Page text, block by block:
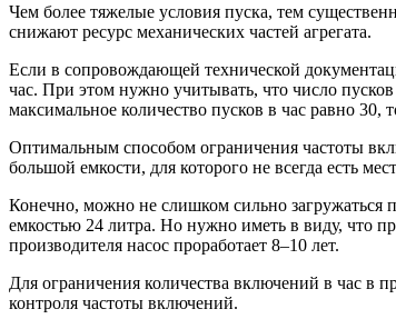
Чем более тяжелые условия пуска, тем
снижают ресурс механических частей агрегата.
Если в сопровождающей технической
час. При этом нужно учитывать, что число
максимальное количество пусков в час равно
Оптимальным способом ограничения частоты
большой емкости, для которого не всегда есть
Конечно, можно не слишком сильно загружаться
емкостью 24 литра. Но нужно иметь в виду, что
производителя насос проработает 8–10 лет.
Для ограничения количества включений в час в
контроля частоты включений.